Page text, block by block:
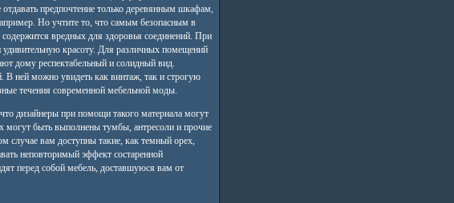
предпочтение только деревянным шкафам,
Но учтите то, что самым безопасным в
вредных для здоровья соединений. При
удивительную красоту. Для различных помещений
дому респектабельный и солидный вид.
В ней можно увидеть как винтаж, так и строгую
течения современной мебельной моды.
дизайнеры при помощи такого материала могут
могут быть выполнены тумбы, антресоли и прочие
вам доступны такие, как темный орех,
неповторимый эффект состаренной
перед собой мебель, доставшуюся вам от